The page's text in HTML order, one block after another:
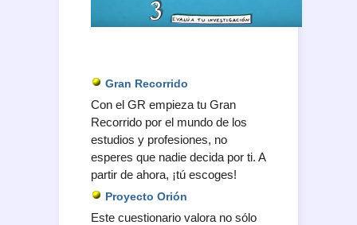
Gran Recorrido
Con el GR empieza tu Gran
Recorrido por el mundo de los
estudios y profesiones, no
esperes que nadie decida por ti. A
partir de ahora, ¡tú escoges!
Proyecto Orión
Este cuestionario valora no sólo